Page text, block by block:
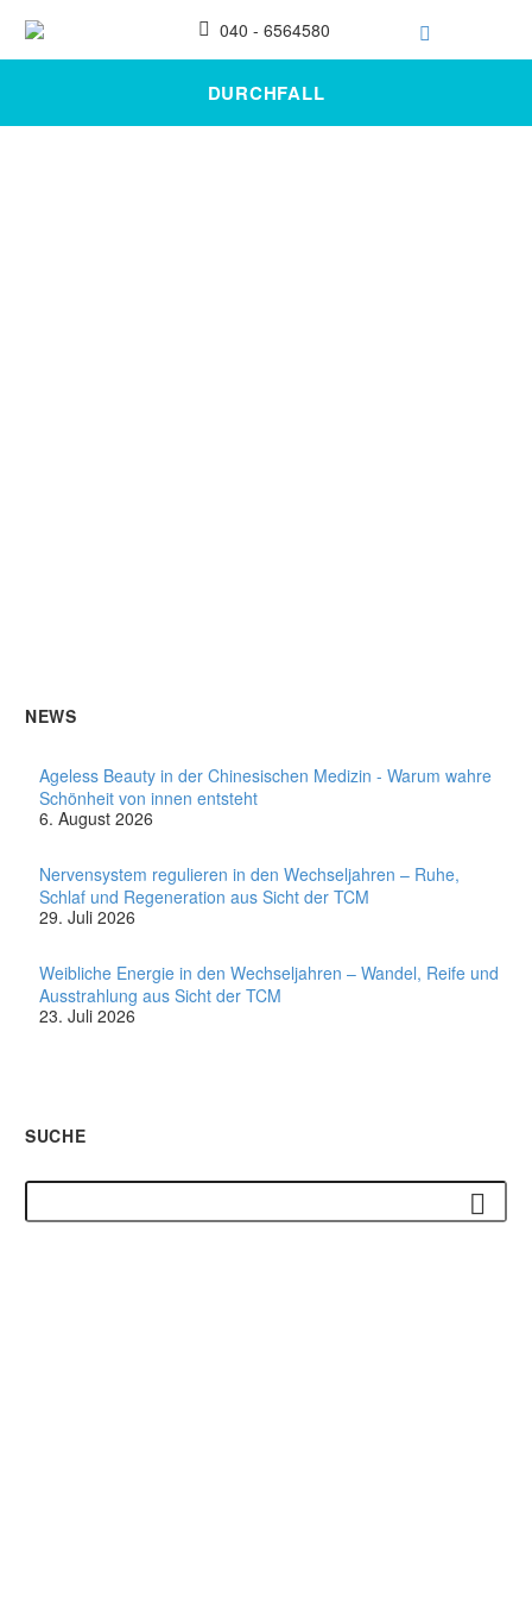
040 - 6564580
DURCHFALL
NEWS
Ageless Beauty in der Chinesischen Medizin - Warum wahre
Schönheit von innen entsteht
6. August 2026
Nervensystem regulieren in den Wechseljahren – Ruhe,
Schlaf und Regeneration aus Sicht der TCM
29. Juli 2026
Weibliche Energie in den Wechseljahren – Wandel, Reife und
Ausstrahlung aus Sicht der TCM
23. Juli 2026
SUCHE